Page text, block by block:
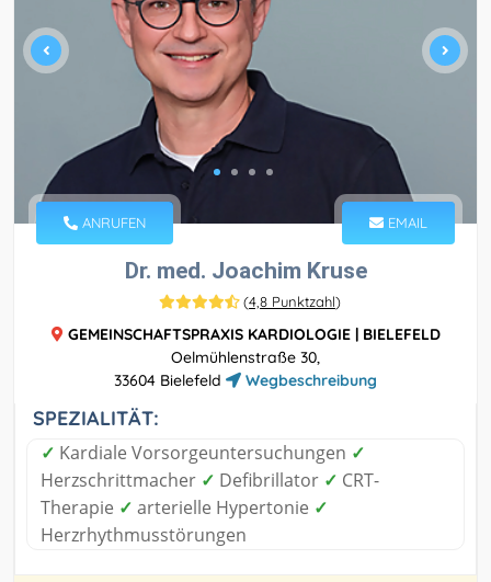
ANRUFEN EMAIL
Dr. med. Joachim Kruse
(4,8 Punktzahl)
GEMEINSCHAFTSPRAXIS KARDIOLOGIE | BIELEFELD
Oelmühlenstraße 30,
33604 Bielefeld
Wegbeschreibung
SPEZIALITÄT:
✓ Kardiale Vorsorgeuntersuchungen ✓
Herzschrittmacher ✓ Defibrillator ✓ CRT-
Therapie ✓ arterielle Hypertonie ✓
Herzrhythmusstörungen